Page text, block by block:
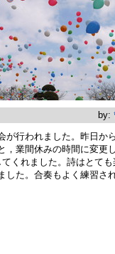
by:
が行われました。昨日か
，業間休みの時間に変更
くれました。詩はとて
した。合奏もよく練習さ